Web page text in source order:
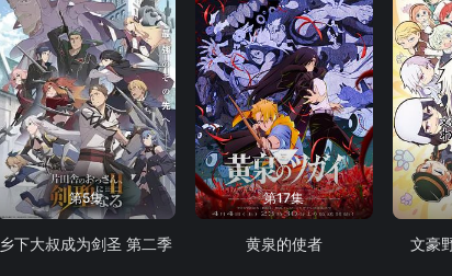
第5集
乡下大叔成为剑圣 第二季
第17集
黄泉的使者 文豪